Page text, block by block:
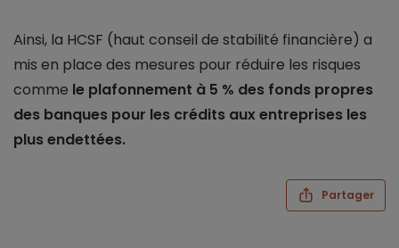
Ainsi, la HCSF (haut conseil de stabilité financière) a
mis en place des mesures pour réduire les risques
comme le plafonnement à 5 % des fonds propres
des banques pour les crédits aux entreprises les
plus endettées.
Partager